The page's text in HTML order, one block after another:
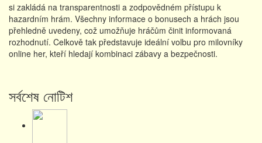
si zakládá na transparentnosti a zodpovědném přístupu k
hazardním hrám. Všechny informace o bonusech a hrách jsou
přehledně uvedeny, což umožňuje hráčům činit informovaná
rozhodnutí. Celkově tak představuje ideální volbu pro milovníky
online her, kteří hledají kombinaci zábavy a bezpečnosti.
সর্বশেষ নোটিশ